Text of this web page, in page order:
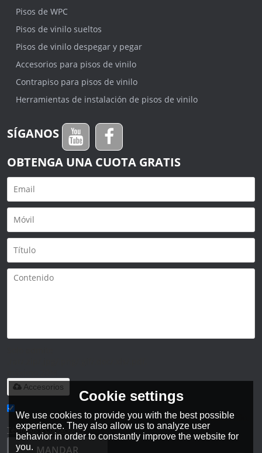
Pisos de WPC
Pisos de vinilo sueltos
Pisos de vinilo despegar y pegar
Accesorios para pisos de vinilo
Contrapiso para pisos de vinilo
Herramientas de instalación de pisos de vinilo
SÍGANOS
OBTENGA UNA CUOTA GRATIS
Accesorios
He leido y acepto los Términos y Condiciones de este servicio,
Términos y Condiciones
MANDAR
Cookie settings
We use cookies to provide you with the best possible
experience. They also allow us to analyze user
behavior in order to constantly improve the website for
you.